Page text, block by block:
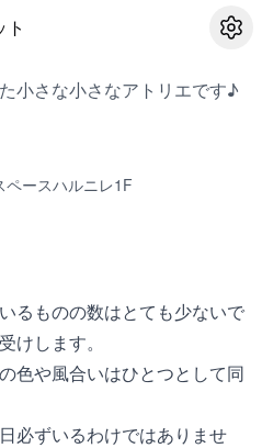
ト 設定
小さな小さなアトリエです♪
ースハルニレ1F
るものの数はとても少ないで
けします。
色や風合いはひとつとして同
必ずいるわけではありませ